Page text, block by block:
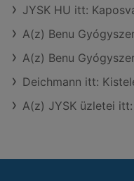
JYSK HU itt:
A(z) Benu
A(z) Benu
Deichmann itt:
A(z) JYSK üzletei